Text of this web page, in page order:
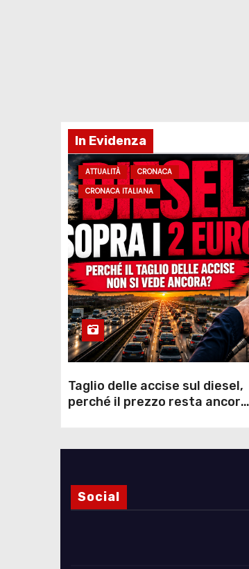
In Evidenza
ATTUALITÀ
CRONACA
CRONACA ITALIANA
Taglio delle accise sul diesel,
perché il prezzo resta ancora
Social